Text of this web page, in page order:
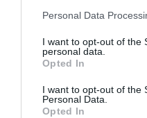
Personal Data
I want to opt-out of the
personal data.
Opted In
I want to opt-out of the
Personal Data.
Opted In
Допускается размещение с
Игровая детская комната
Кондиционер в общих
помещениях
В баре рядом со стойкой
насладиться великолепными
приятной обстановке.
Ресторан, расположенный
отведать традиционные блюда
непринужденной семейной
Описание зала
Отель располагает
оборудованием
Услуги за